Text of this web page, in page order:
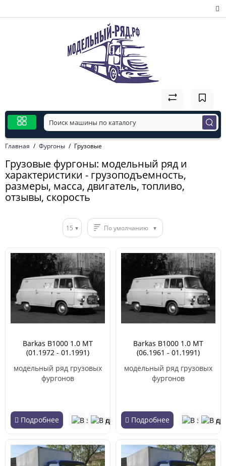
Главная Фургоны Грузовые
Грузовые фургоны: модельный ряд и
характеристики - грузоподъемность,
размеры, масса, двигатель, топливо,
отзывы, скорость
15 По умолчанию
Barkas B1000 1.0 MT
(01.1972 - 01.1991)
модельный ряд грузовых
фургонов
Подробнее
Barkas B1000 1.0 MT
(06.1961 - 01.1991)
модельный ряд грузовых
фургонов
Подробнее